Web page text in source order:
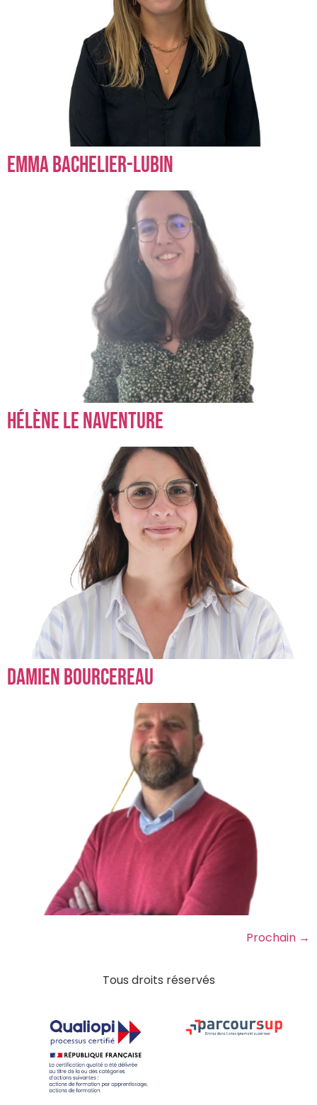
Emma Bachelier-Lubin
Hélène Le Naventure
Damien Bourcereau
Prochain →
Tous droits réservés